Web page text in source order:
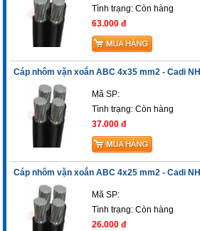
Tình trạng:Còn hàng
63.000 đ
Cáp nhôm vặn xoắn ABC 4x35 mm2 - Cadi NH
Mã SP:
Tình trạng:Còn hàng
37.000 đ
Cáp nhôm vặn xoắn ABC 4x25 mm2 - Cadi NH
Mã SP:
Tình trạng:Còn hàng
26.000 đ